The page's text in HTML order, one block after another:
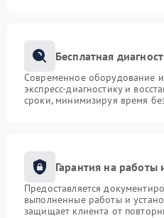
Бесплатная
Современное оборудование
экспресс-диагностику и
сроки, минимизируя время
Гарантия на работы
Предоставляется
выполненные работы и
защищает клиента от